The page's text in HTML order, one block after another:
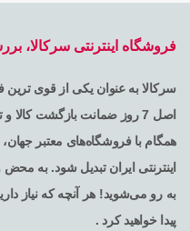
فروشگاه اینترنتی سرکالا،
سرکالا به عنوان یکی از قوی ترین
اصل 7 روز ضمانت بازگشت
همگام با فروشگاه‌های معتبر
اینترنتی ایران تبدیل شود. به محض
به رو می‌شوید! هر آنچه که نیاز
پیدا خواهید کرد .